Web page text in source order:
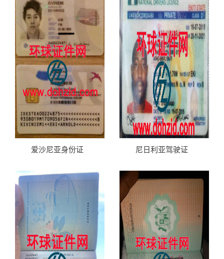
爱沙尼亚身份证 尼日利亚驾驶证